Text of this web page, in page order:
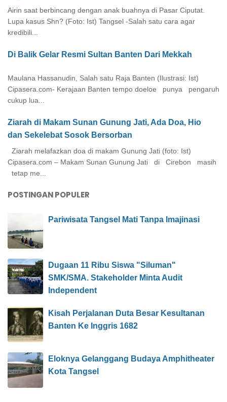
Airin saat berbincang dengan anak buahnya di Pasar Ciputat.
Lupa kasus Shn? (Foto: Ist) Tangsel -Salah satu cara agar
kredibili...
Di Balik Gelar Resmi Sultan Banten Dari Mekkah
Maulana Hassanudin, Salah satu Raja Banten (Ilustrasi: Ist)
Cipasera.com- Kerajaan Banten tempo doeloe punya pengaruh
cukup lua...
Ziarah di Makam Sunan Gunung Jati, Ada Doa, Hio
dan Sekelebat Sosok Bersorban
Ziarah melafazkan doa di makam Gunung Jati (foto: Ist)
Cipasera.com – Makam Sunan Gunung Jati di Cirebon masih
tetap me...
POSTINGAN POPULER
Pariwisata Tangsel Mati Tanpa Imajinasi
Dugaan 11 Ribu Siswa "Siluman"
SMK/SMA. Stakeholder Minta Audit
Independent
Kisah Perjalanan Duta Besar Kesultanan
Banten Ke Inggris 1682
Eloknya Gelanggang Budaya Amphitheater
Kota Tangsel